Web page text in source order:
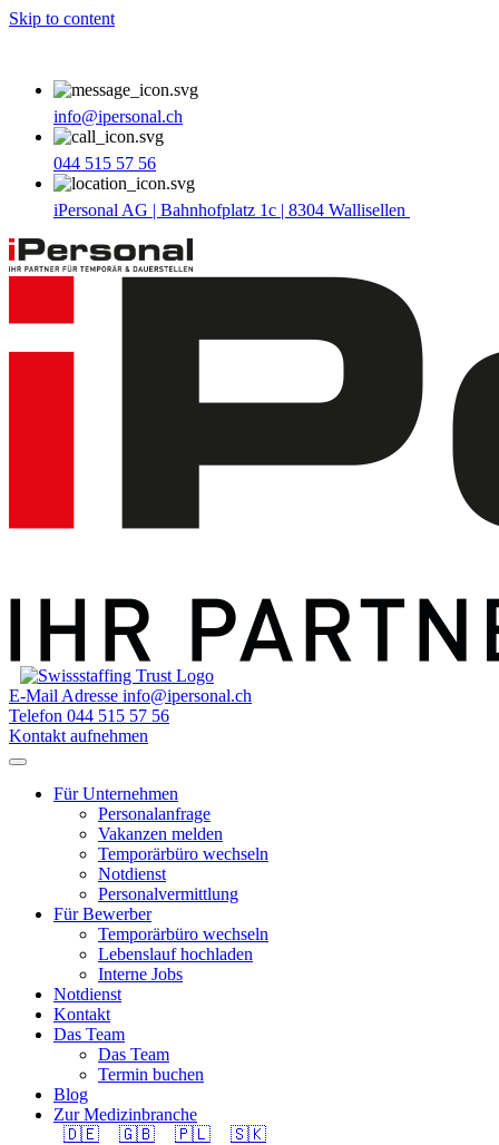
Skip to content
info@ipersonal.ch
044 515 57 56
iPersonal AG | Bahnhofplatz 1c | 8304 Wallisellen
E-Mail Adresse info@ipersonal.ch
Telefon 044 515 57 56
Kontakt aufnehmen
Für Unternehmen
Personalanfrage
Vakanzen melden
Temporärbüro wechseln
Notdienst
Personalvermittlung
Für Bewerber
Temporärbüro wechseln
Lebenslauf hochladen
Interne Jobs
Notdienst
Kontakt
Das Team
Das Team
Termin buchen
Blog
Zur Medizinbranche
🇩🇪
🇬🇧 🇵🇱 🇸🇰